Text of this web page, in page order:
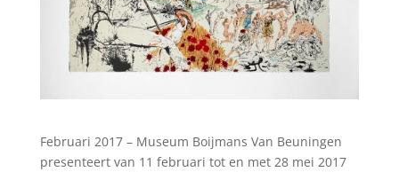
Februari 2017 – Museum Boijmans Van Beuningen
presenteert van 11 februari tot en met 28 mei 2017